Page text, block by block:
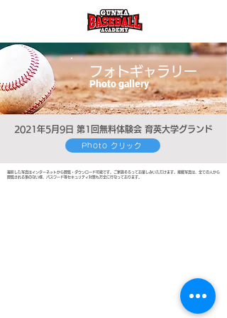
フォトギャラリー
Photo gallery
2021年5月9日 第1 回無料体験会 育英大学グランド
Photo クリック
撮影した写真はインターネットから閲覧・ダウンロード可能です。ご家族そろってお楽しみいただけます。
掲載写真は、全ての人から
閲覧される事のない様、パスワード等セキュリティ対策も万全に行なっております。